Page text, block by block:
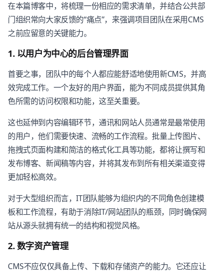
在本篇博客中，将梳理一份相应的需求清单，并结合公共部
门组织常向大家反馈的“痛点”，来强调项目团队在采用CMS
之前应留意的关键能力。
1. 以用户为中心的后台管理界面
首要之事，团队中的每个人都应能舒适地使用新CMS，并高
效完成工作。一个友好的用户界面，能为不同成员提供其角
色所需的访问权限和功能，这至关重要。
这也延伸到内容编辑环节，通讯和网站人员通常是最常使用
的用户，他们需要快速、流畅的工作流程。批量上传图片、
拖拽式页面构建和简洁的格式化工具等功能，都将让撰写和
发布博客、新闻稿等内容，并将其发布到所有相关渠道变得
更加轻松高效。
对于大型组织而言，IT团队能够为组织内的不同角色创建模
板和工作流程，有助于消除IT/网站团队的瓶颈，同时确保网
站从源头就拥有统一的结构和视觉风格。
2. 数字资产管理
CMS不应仅仅具备上传、下载和存储资产的能力。它还应让